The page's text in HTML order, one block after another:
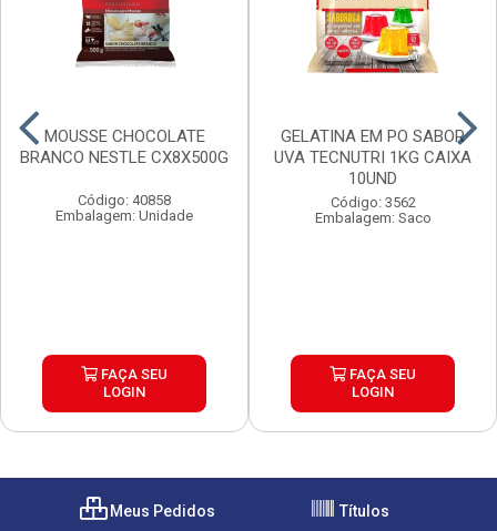
MOUSSE CHOCOLATE
BRANCO NESTLE CX8X500G
Código: 40858
Embalagem: Unidade
FAÇA SEU
LOGIN
GELATINA EM PO SABOR
UVA TECNUTRI 1KG CAIXA
10UND
Código: 3562
Embalagem: Saco
FAÇA SEU
LOGIN
Meus Pedidos Títulos